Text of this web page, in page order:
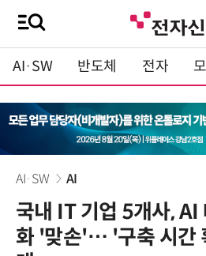
AI·SW 반도체 전자
AI·SW AI
국내 IT 기업 5개사, AI
화 '맞손'… '구축 시간